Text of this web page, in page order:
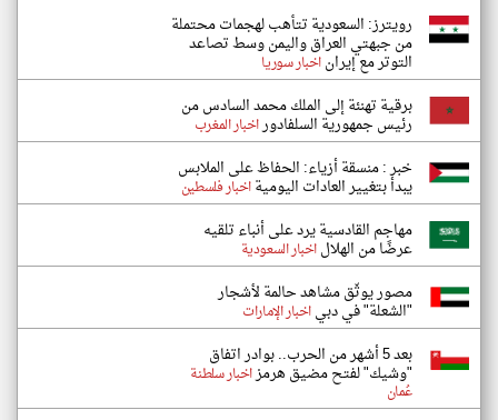
رويترز: السعودية تتأهب لهجمات محتملة
من جبهتي العراق واليمن وسط تصاعد
التوتر مع إيراناخبار سوريا
برقية تهنئة إلى الملك محمد السادس من
رئيس جمهورية السلفادوراخبار المغرب
خبر : منسقة أزياء: الحفاظ على الملابس
يبدأ بتغيير العادات اليوميةاخبار فلسطين
مهاجم القادسية يرد على أنباء تلقيه
عرضًا من الهلالاخبار السعودية
مصور يوثّق مشاهد حالمة لأشجار
"الشعلة" في دبياخبار الإمارات
بعد 5 أشهر من الحرب.. بوادر اتفاق
"وشيك" لفتح مضيق هرمزاخبار سلطنة
عُمان